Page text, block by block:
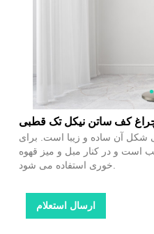
کف ساتن نیکل تک قطبی
آن ساده و زیبا است. برای
است و در کنار مبل و میز قهوه
ارسال استعلام